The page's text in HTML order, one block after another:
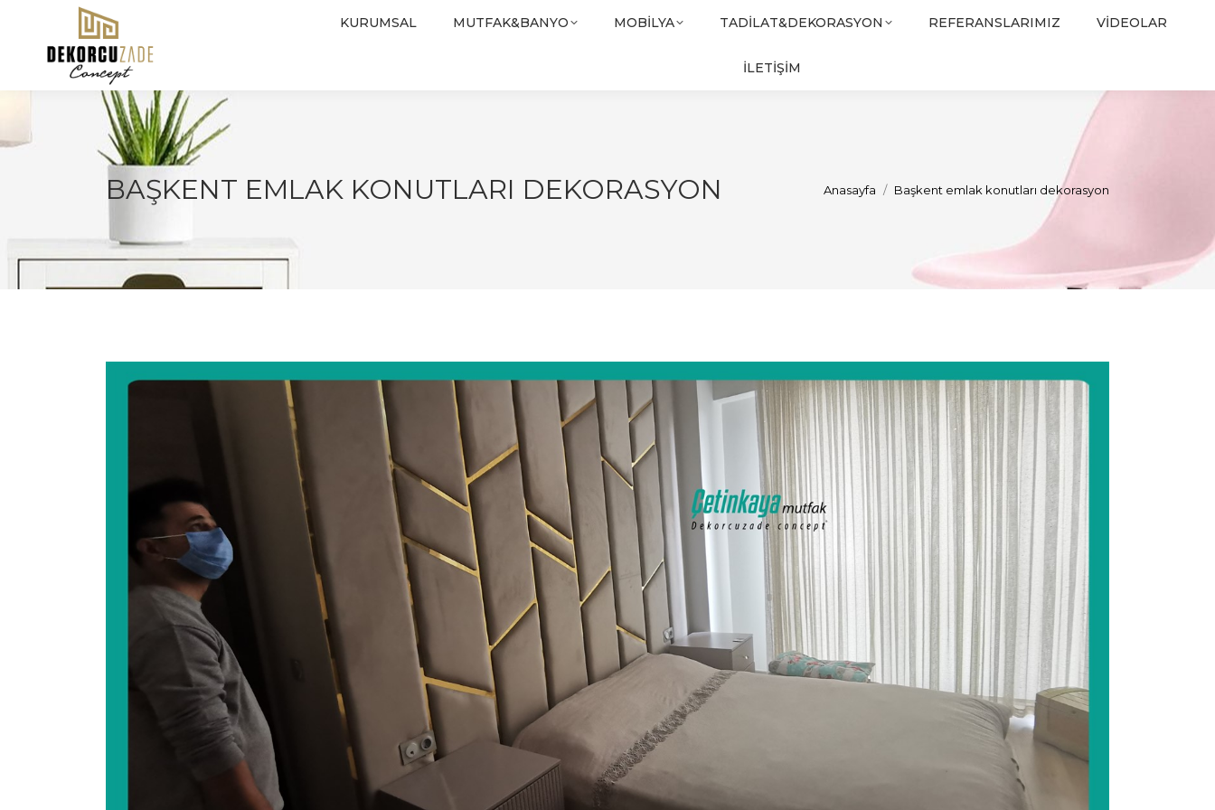
KURUMSAL MUTFAK&BANYO MOBILYA TADILAT&DEKORASYON REFERANSLARIMIZ VIDEOLAR
İLETİŞİM
BAŞKENT EMLAK KONUTLARI DEKORASYON You are here:
Anasayfa Başkent emlak konutları dekorasyon